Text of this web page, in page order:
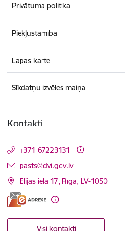
Privātuma politika
Piekļūstamība
Lapas karte
Sīkdatņu izvēles maiņa
Kontakti
+371 67223131
E-pasts:
pasts@dvi.gov.lv
Elijas iela 17, Rīga, LV-1050
Visi kontakti